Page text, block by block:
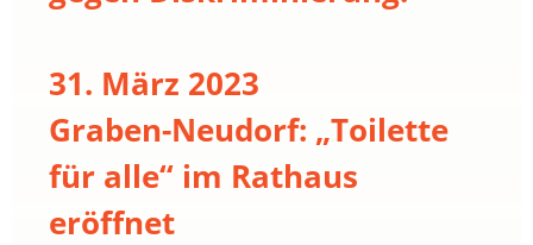
31. März 2023
Graben-Neudorf: „Toilette
für alle“ im Rathaus
eröffnet